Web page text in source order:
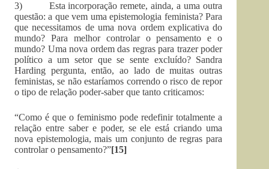
3) Esta incorporação remete, ainda, a uma outra
questão: a que vem uma epistemologia feminista? Para
que necessitamos de uma nova ordem explicativa do
mundo? Para melhor controlar o pensamento e o
mundo? Uma nova ordem das regras para trazer poder
político a um setor que se sente excluído? Sandra
Harding pergunta, então, ao lado de muitas outras
feministas, se não estaríamos correndo o risco de repor
o tipo de relação poder-saber que tanto criticamos:
“Como é que o feminismo pode redefinir totalmente a
relação entre saber e poder, se ele está criando uma
nova epistemologia, mais um conjunto de regras para
controlar o pensamento?”[15]